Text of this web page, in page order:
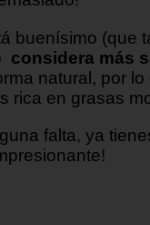
buenísimo (que
considera más
natural, por
rica en grasas
falta, ya